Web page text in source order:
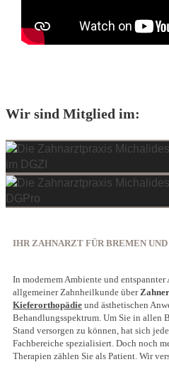
Wir sind Mitglied im:
IHR ZAHNARZT FÜR BREMEN
In modernem Ambiente und
allgemeiner Zahnheilkunde über
Kieferorthopädie und ästhetischen
Behandlungsspektrum. Um Sie in allen
Stand versorgen zu können, hat sich
Fachbereiche spezialisiert. Doch noch
Therapien zählen Sie als Patient. Wir